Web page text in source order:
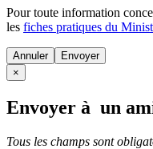
Pour toute information
les fiches pratiques du
Annuler
×
Envoyer à un
Tous les champs sont